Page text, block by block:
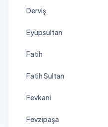
Derviş
Eyüpsultan
Fatih
Fatih Sultan
Fevkani
Fevzipaşa